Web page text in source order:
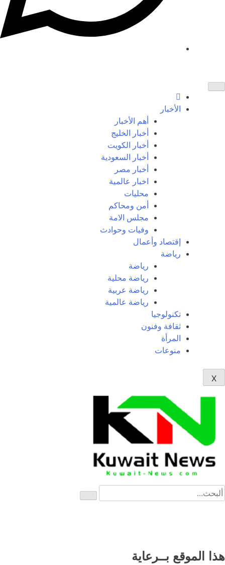
الأخبار
أهم الأخبار
أخبار الخليج
أخبار الكويت
أخبار السعودية
أخبار مصر
اخبار عالمية
محليات
أمن ومحاكم
مجلس الامة
وفيات وحوادث
إقتصاد وأعمال
رياضة
رياضة
رياضة محلية
رياضة عربية
رياضة عالمية
تكنولوجيا
ثقافة وفنون
المرأة
منوعات
X
NE
News Elementor
هذا الموقع بــرعاية